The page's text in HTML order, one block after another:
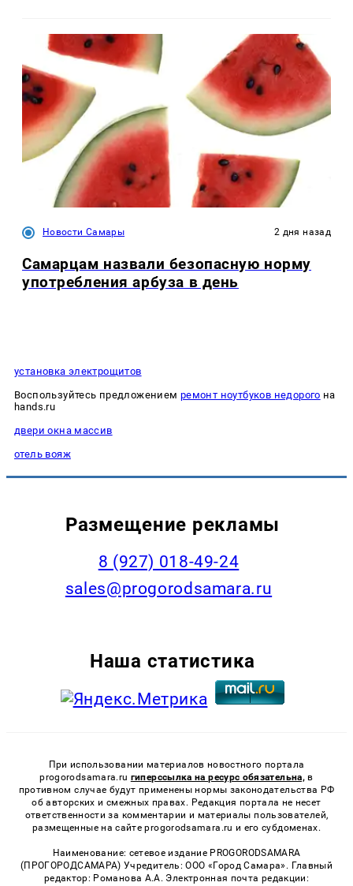
Новости Самары 2 дня назад
Самарцам назвали безопасную норму
употребления арбуза в день
установка электрощитов
Воспользуйтесь предложением ремонт ноутбуков недорого на
hands.ru
двери окна массив
отель вояж
Размещение рекламы
8 (927) 018-49-24
sales@progorodsamara.ru
Наша статистика
При использовании материалов новостного портала
progorodsamara.ru гиперссылка на ресурс обязательна, в
противном случае будут применены нормы законодательства РФ
об авторских и смежных правах. Редакция портала не несет
ответственности за комментарии и материалы пользователей,
размещенные на сайте progorodsamara.ru и его субдоменах.
Наименование: сетевое издание PROGORODSAMARA
(ПРОГОРОДСАМАРА) Учредитель: ООО «Город Самара». Главный
редактор: Романова А.А. Электронная почта редакции: